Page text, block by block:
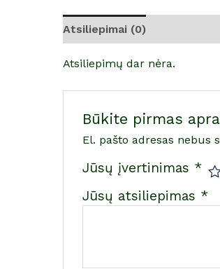
Atsiliepimai (0)
Atsiliepimų dar nėra.
Būkite pirmas
El. pašto adresas nebus
Jūsų įvertinimas *
Jūsų atsiliepimas *